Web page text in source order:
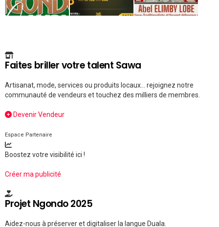
Faites briller votre talent Sawa
Artisanat, mode, services ou produits locaux... rejoignez notre
communauté de vendeurs et touchez des milliers de membres.
Devenir Vendeur
Espace Partenaire
Boostez votre visibilité ici !
Créer ma publicité
Projet Ngondo 2025
Aidez-nous à préserver et digitaliser la langue Duala.